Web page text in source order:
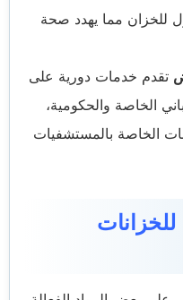
للخزان مما يهدد صحة
تقدم خدمات دورية على
الخاصة والحكومية،
الخاصة بالمستشفيات
للخزانات